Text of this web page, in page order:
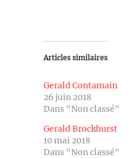
Articles similaires
Gerald Contamain
26 juin 2018
Dans "Non classé"
Gerald Brockhurst
10 mai 2018
Dans "Non classé"